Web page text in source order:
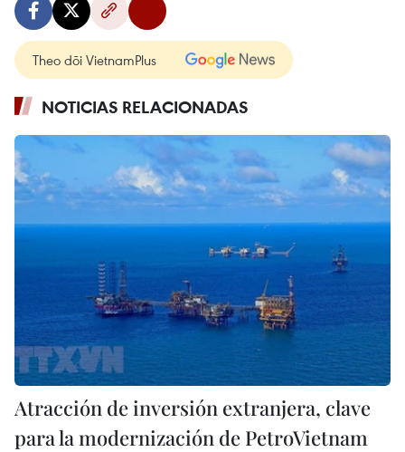
Theo dõi VietnamPlus
NOTICIAS RELACIONADAS
Atracción de inversión extranjera, clave
para la modernización de PetroVietnam